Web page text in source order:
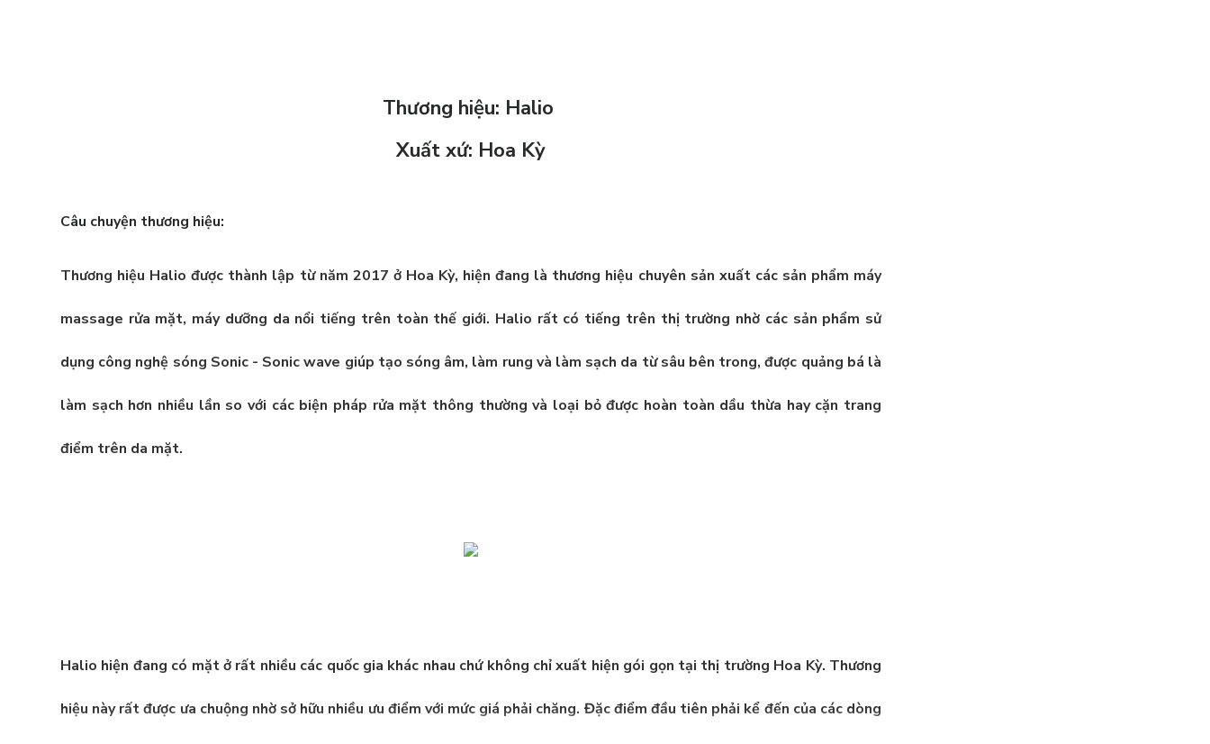
Thương hiệu: Halio
Xuất xứ: Hoa Kỳ
Câu chuyện thương hiệu:
Thương hiệu Halio được thành lập từ năm 2017 ở Hoa Kỳ, hiện đang là thương hiệu chuyên sản xuất các sản phẩm máy
massage rửa mặt, máy dưỡng da nổi tiếng trên toàn thế giới. Halio rất có tiếng trên thị trường nhờ các sản phẩm sử
dụng công nghệ sóng Sonic - Sonic wave giúp tạo sóng âm, làm rung và làm sạch da từ sâu bên trong, được quảng bá là
làm sạch hơn nhiều lần so với các biện pháp rửa mặt thông thường và loại bỏ được hoàn toàn dầu thừa hay cặn trang
điểm trên da mặt.
Halio hiện đang có mặt ở rất nhiều các quốc gia khác nhau chứ không chỉ xuất hiện gói gọn tại thị trường Hoa Kỳ. Thương
hiệu này rất được ưa chuộng nhờ sở hữu nhiều ưu điểm với mức giá phải chăng. Đặc điểm đầu tiên phải kể đến của các dòng